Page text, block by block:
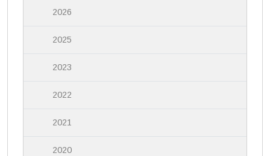
2026
2025
2023
2022
2021
2020